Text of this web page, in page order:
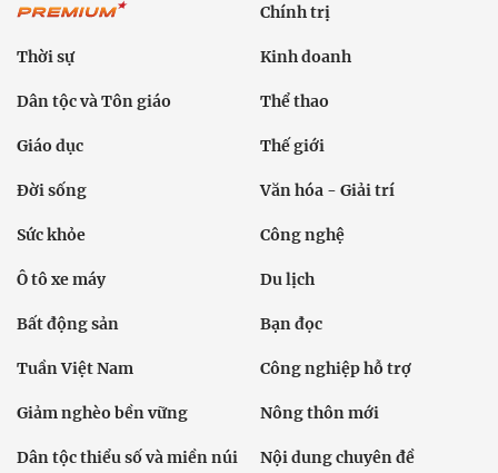
Chính trị
Thời sự Kinh doanh
Dân tộc và Tôn giáo Thể thao
Giáo dục Thế giới
Đời sống Văn hóa - Giải trí
Sức khỏe Công nghệ
Ô tô xe máy Du lịch
Bất động sản Bạn đọc
Tuần Việt Nam Công nghiệp hỗ trợ
Giảm nghèo bền vững Nông thôn mới
Dân tộc thiểu số và miền núi Nội dung chuyên đề